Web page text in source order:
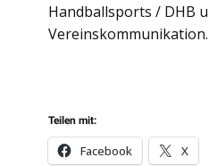
Handballsports / DHB
Teilen mit:
Facebook X